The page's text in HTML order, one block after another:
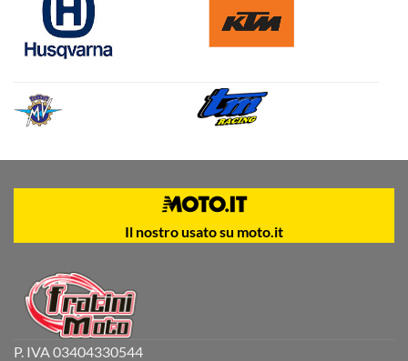
Il nostro usato su moto.it
P. IVA 03404330544